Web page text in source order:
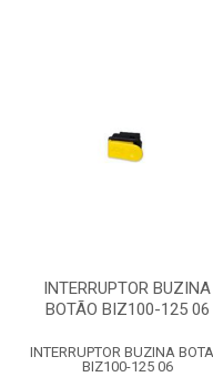
INTERRUPTOR BUZINA
BOTÃO BIZ100-125 06
INTERRUPTOR BUZINA
BIZ100-125 06